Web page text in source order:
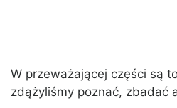
W przeważającej części są
zdążyliśmy poznać, zbadać